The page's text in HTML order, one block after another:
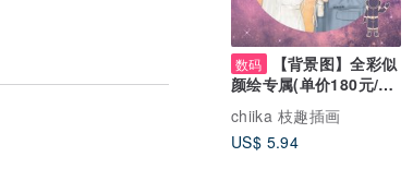
数码
【背景图】全彩似
颜绘专属(单价180元/共
16款可选择)
chiika 枝趣插画
US$ 5.94